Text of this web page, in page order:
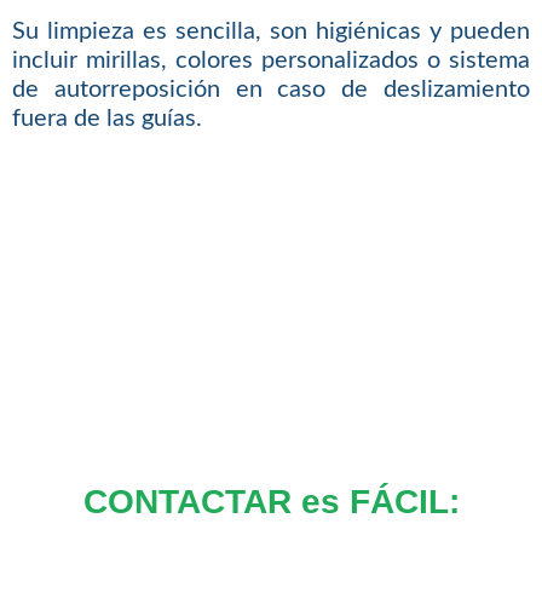
Su limpieza es sencilla, son higiénicas y pueden
incluir mirillas, colores personalizados o sistema
de autorreposición en caso de deslizamiento
fuera de las guías.
CONTACTAR es FÁCIL: